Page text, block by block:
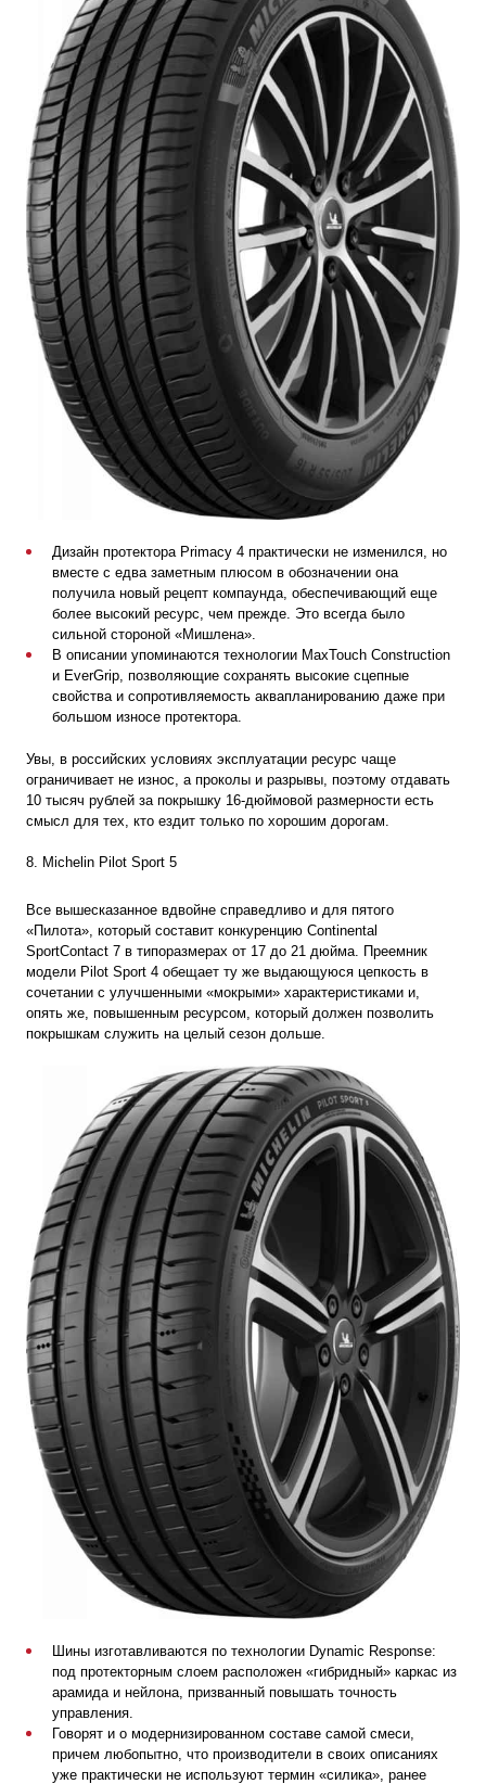
Дизайн протектора Primacy 4 практически не изменился, но
вместе с едва заметным плюсом в обозначении она
получила новый рецепт компаунда, обеспечивающий еще
более высокий ресурс, чем прежде. Это всегда было
сильной стороной «Мишлена».
В описании упоминаются технологии MaxTouch Construction
и EverGrip, позволяющие сохранять высокие сцепные
свойства и сопротивляемость аквапланированию даже при
большом износе протектора.
Увы, в российских условиях эксплуатации ресурс чаще
ограничивает не износ, а проколы и разрывы, поэтому отдавать
10 тысяч рублей за покрышку 16-дюймовой размерности есть
смысл для тех, кто ездит только по хорошим дорогам.
8. Michelin Pilot Sport 5
Все вышесказанное вдвойне справедливо и для пятого
«Пилота», который составит конкуренцию Continental
SportContact 7 в типоразмерах от 17 до 21 дюйма. Преемник
модели Pilot Sport 4 обещает ту же выдающуюся цепкость в
сочетании с улучшенными «мокрыми» характеристиками и,
опять же, повышенным ресурсом, который должен позволить
покрышкам служить на целый сезон дольше.
Шины изготавливаются по технологии Dynamic Response:
под протекторным слоем расположен «гибридный» каркас из
арамида и нейлона, призванный повышать точность
управления.
Говорят и о модернизированном составе самой смеси,
причем любопытно, что производители в своих описаниях
уже практически не используют термин «силика», ранее